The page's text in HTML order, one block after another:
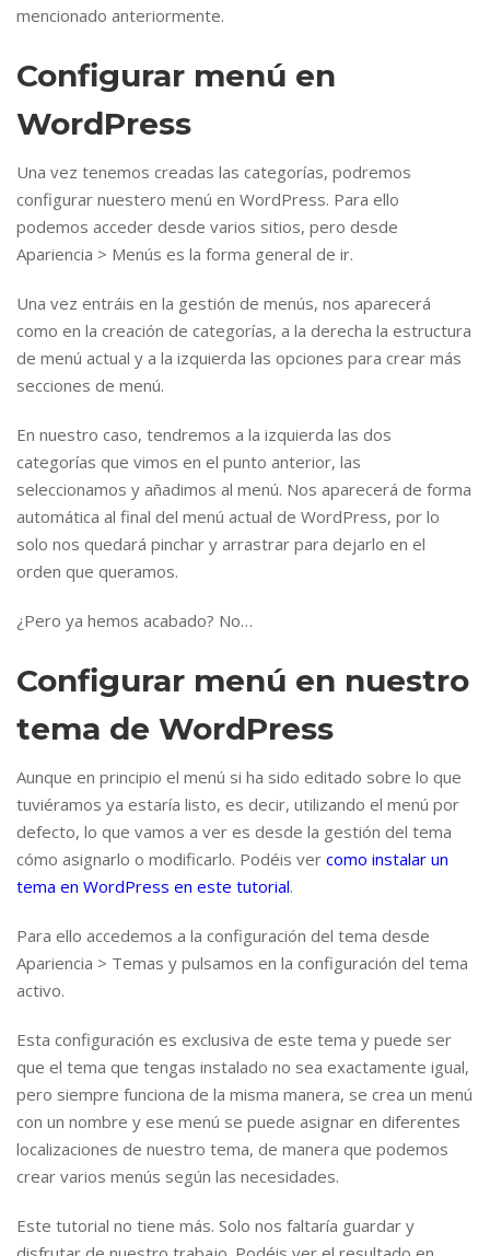
mencionado anteriormente.
Configurar menú en
WordPress
Una vez tenemos creadas las categorías, podremos
configurar nuestero menú en WordPress. Para ello
podemos acceder desde varios sitios, pero desde
Apariencia > Menús es la forma general de ir.
Una vez entráis en la gestión de menús, nos aparecerá
como en la creación de categorías, a la derecha la estructura
de menú actual y a la izquierda las opciones para crear más
secciones de menú.
En nuestro caso, tendremos a la izquierda las dos
categorías que vimos en el punto anterior, las
seleccionamos y añadimos al menú. Nos aparecerá de forma
automática al final del menú actual de WordPress, por lo
solo nos quedará pinchar y arrastrar para dejarlo en el
orden que queramos.
¿Pero ya hemos acabado? No…
Configurar menú en nuestro
tema de WordPress
Aunque en principio el menú si ha sido editado sobre lo que
tuviéramos ya estaría listo, es decir, utilizando el menú por
defecto, lo que vamos a ver es desde la gestión del tema
cómo asignarlo o modificarlo. Podéis ver como instalar un
tema en WordPress en este tutorial.
Para ello accedemos a la configuración del tema desde
Apariencia > Temas y pulsamos en la configuración del tema
activo.
Esta configuración es exclusiva de este tema y puede ser
que el tema que tengas instalado no sea exactamente igual,
pero siempre funciona de la misma manera, se crea un menú
con un nombre y ese menú se puede asignar en diferentes
localizaciones de nuestro tema, de manera que podemos
crear varios menús según las necesidades.
Este tutorial no tiene más. Solo nos faltaría guardar y